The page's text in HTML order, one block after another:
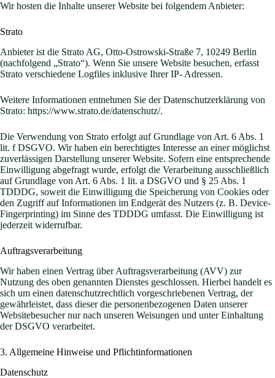
Wir hosten die Inhalte unserer Website bei folgendem Anbieter:
Strato
Anbieter ist die Strato AG, Otto-Ostrowski-Straße 7, 10249 Berlin
(nachfolgend „Strato“). Wenn Sie unsere Website besuchen, erfasst
Strato verschiedene Logfiles inklusive Ihrer IP- Adressen.
Weitere Informationen entnehmen Sie der Datenschutzerklärung von
Strato: https://www.strato.de/datenschutz/.
Die Verwendung von Strato erfolgt auf Grundlage von Art. 6 Abs. 1
lit. f DSGVO. Wir haben ein berechtigtes Interesse an einer möglichst
zuverlässigen Darstellung unserer Website. Sofern eine entsprechende
Einwilligung abgefragt wurde, erfolgt die Verarbeitung ausschließlich
auf Grundlage von Art. 6 Abs. 1 lit. a DSGVO und § 25 Abs. 1
TDDDG, soweit die Einwilligung die Speicherung von Cookies oder
den Zugriff auf Informationen im Endgerät des Nutzers (z. B. Device-
Fingerprinting) im Sinne des TDDDG umfasst. Die Einwilligung ist
jederzeit widerrufbar.
Auftragsverarbeitung
Wir haben einen Vertrag über Auftragsverarbeitung (AVV) zur
Nutzung des oben genannten Dienstes geschlossen. Hierbei handelt es
sich um einen datenschutzrechtlich vorgeschriebenen Vertrag, der
gewährleistet, dass dieser die personenbezogenen Daten unserer
Websitebesucher nur nach unseren Weisungen und unter Einhaltung
der DSGVO verarbeitet.
3. Allgemeine Hinweise und Pflicht­informationen
Datenschutz